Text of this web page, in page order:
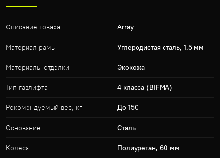
Описание товара Array
Материал рамы Углеродистая сталь, 1.5 мм
Материалы отделки Экокожа
Тип газлифта 4 класса (BIFMA)
Рекомендуемый вес, кг До 150
Основание Сталь
Колеса Полиуретан, 60 мм